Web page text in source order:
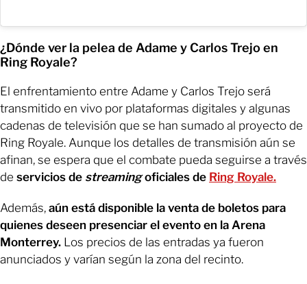
¿Dónde ver la pelea de Adame y Carlos Trejo en
Ring Royale?
El enfrentamiento entre Adame y Carlos Trejo será
transmitido en vivo por plataformas digitales y algunas
cadenas de televisión que se han sumado al proyecto de
Ring Royale. Aunque los detalles de transmisión aún se
afinan, se espera que el combate pueda seguirse a través
de servicios de streamingoficiales de Ring Royale.
Además, aún está disponible la venta de boletos para
quienes deseen presenciar el evento en la Arena
Monterrey. Los precios de las entradas ya fueron
anunciados y varían según la zona del recinto.